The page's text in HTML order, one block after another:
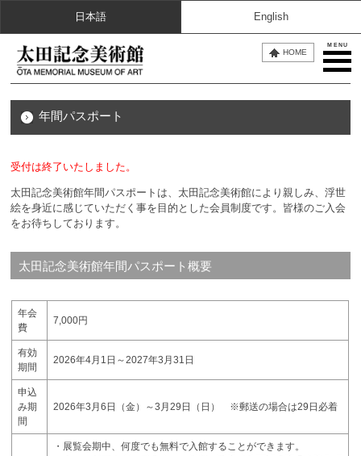
MENU
HOME
日本語 English
年間パスポート
受付は終了いたしました。
太田記念美術館年間パスポートは、太田記念美術館により親しみ、浮世
絵を身近に感じていただく事を目的とした会員制度です。皆様のご入会
をお待ちしております。
太田記念美術館年間パスポート概要
年会
費
7,000円
有効
期間
2026年4月1日～2027年3月31日
申込
み期
間
2026年3月6日（金）～3月29日（日） ※郵送の場合は29日必着
・展覧会期中、何度でも無料で入館することができます。